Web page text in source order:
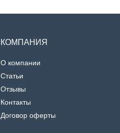
КОМПАНИЯ
О компании
Статьи
Отзывы
Контакты
Договор оферты